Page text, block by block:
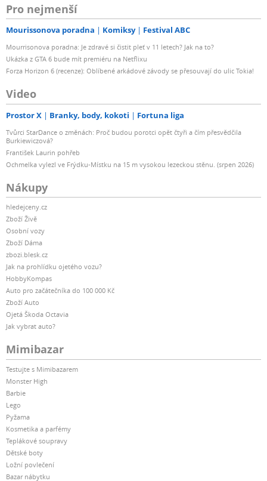
Pro nejmenší
Mourissonova poradna Komiksy Festival ABC
Mourrisonova poradna: Je zdravé si čistit pleť v 11 letech? Jak na to?
Ukázka z GTA 6 bude mít premiéru na Netflixu
Forza Horizon 6 (recenze): Oblíbené arkádové závody se přesouvají do ulic Tokia!
Video
Prostor X Branky, body, kokoti Fortuna liga
Tvůrci StarDance o změnách: Proč budou porotci opět čtyři a čím přesvědčila
Burkiewiczová?
František Laurin pohřeb
Ochmelka vylezl ve Frýdku-Místku na 15 m vysokou lezeckou stěnu. (srpen 2026)
Nákupy
hledejceny.cz
Zboží Živě
Osobní vozy
Zboží Dáma
zbozi.blesk.cz
Jak na prohlídku ojetého vozu?
HobbyKompas
Auto pro začátečníka do 100 000 Kč
Zboží Auto
Ojetá Škoda Octavia
Jak vybrat auto?
Mimibazar
Testujte s Mimibazarem
Monster High
Barbie
Lego
Pyžama
Kosmetika a parfémy
Teplákové soupravy
Dětské boty
Ložní povlečení
Bazar nábytku